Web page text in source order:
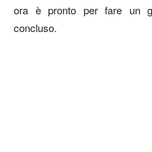
ora è pronto per fare un
concluso.